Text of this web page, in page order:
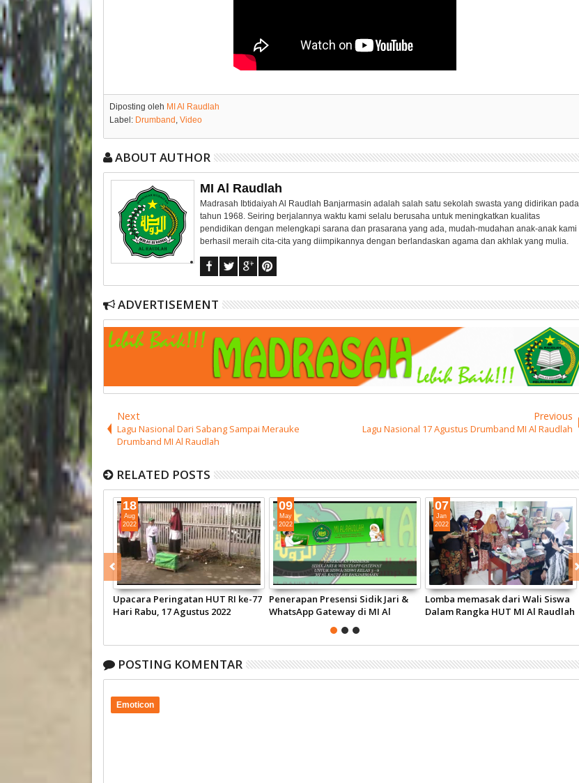
Diposting oleh MI Al Raudlah
Label: Drumband Video
ABOUT AUTHOR
MI Al Raudlah
Madrasah Ibtidaiyah Al Raudlah Banjarmasin adalah salah satu sekolah swasta yang didirikan pada
tahun 1968. Seiring berjalannya waktu kami selalu berusaha untuk meningkatkan kualitas
pendidikan dengan melengkapi sarana dan prasarana yang ada, mudah-mudahan anak-anak kami
berhasil meraih cita-cita yang diimpikannya dengan berlandaskan agama dan akhlak yang mulia.
ADVERTISEMENT
Next
Lagu Nasional Dari Sabang Sampai Merauke
Drumband MI Al Raudlah
Previous
Lagu Nasional 17 Agustus Drumband MI Al Raudlah
RELATED POSTS
Upacara Peringatan HUT RI ke-77
Hari Rabu, 17 Agustus 2022
18
Aug
2022
Penerapan Presensi Sidik Jari &
WhatsApp Gateway di MI Al
09
May
2022
Lomba memasak dari Wali Siswa
Dalam Rangka HUT MI Al Raudlah
07
Jan
2022
POSTING KOMENTAR
Emoticon